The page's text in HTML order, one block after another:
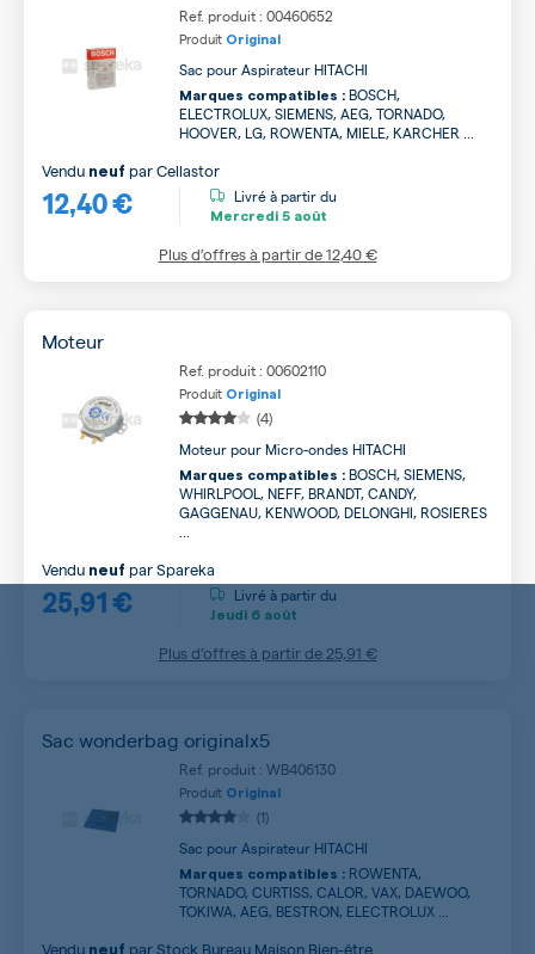
Ref. produit : 00460652
Produit Original
Sac pour Aspirateur HITACHI
Marques compatibles : BOSCH,
ELECTROLUX, SIEMENS, AEG, TORNADO,
HOOVER, LG, ROWENTA, MIELE, KARCHER ...
12,40 €
Vendu neuf parCellastor
Livré à partir du
Mercredi 5 août
Plus d’offres à partir de12,40 €
Moteur
Ref. produit : 00602110
Produit Original
(4)
Moteur pour Micro-ondes HITACHI
Marques compatibles : BOSCH, SIEMENS,
WHIRLPOOL, NEFF, BRANDT, CANDY,
GAGGENAU, KENWOOD, DELONGHI, ROSIERES
25,91 €
Vendu neuf parSpareka
Livré à partir du
Jeudi 6 août
Plus d’offres à partir de 25,91 €
Sac wonderbag originalx5
Ref. produit : WB406130
Produit Original
(1)
Sac pour Aspirateur HITACHI
Marques compatibles : ROWENTA,
TORNADO, CURTISS, CALOR, VAX, DAEWOO,
TOKIWA, AEG, BESTRON, ELECTROLUX ...
Vendu neuf parStock Bureau Maison Bien-être